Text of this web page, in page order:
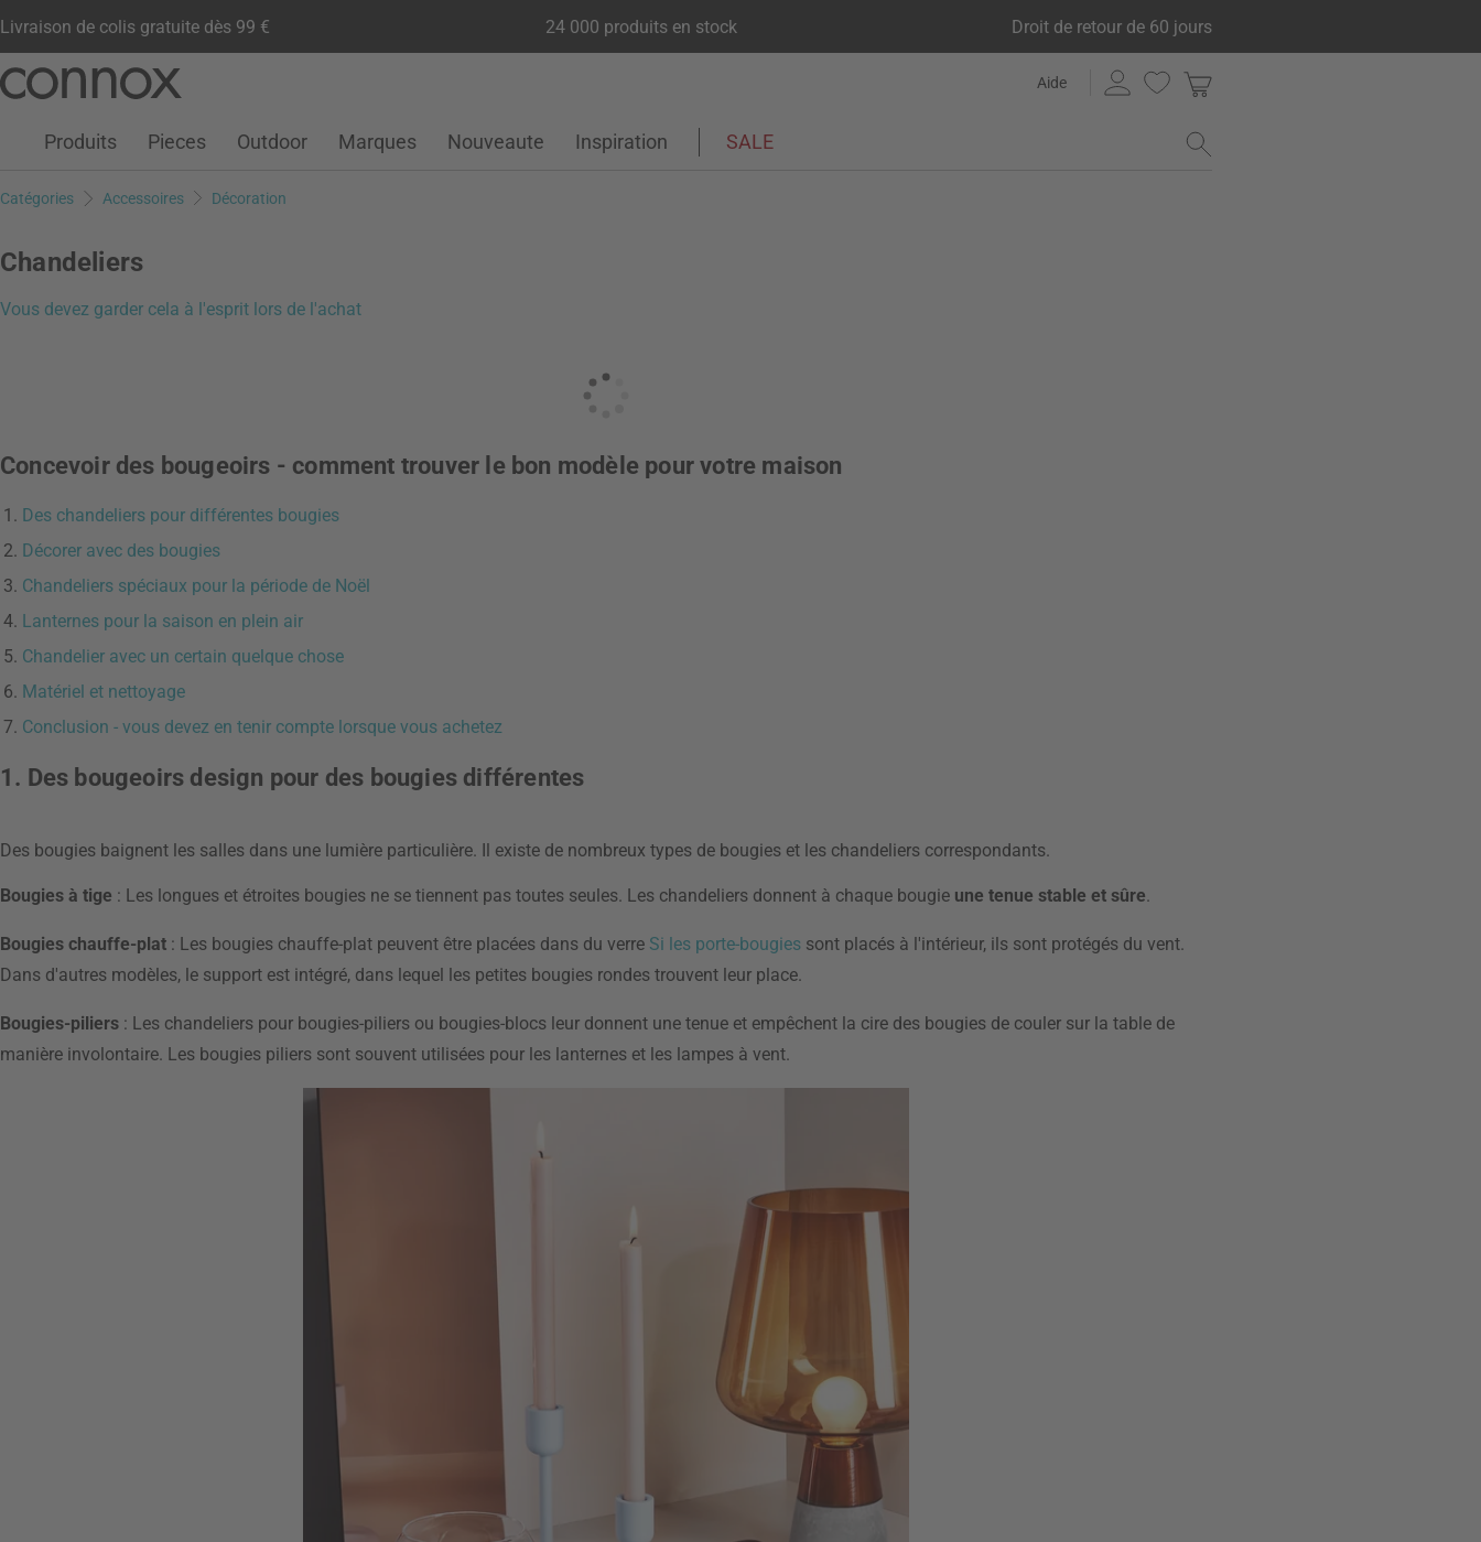
Livraison de colis gratuite dès 99 € 24 000 produits en stock Droit de retour de 60 jours
contenu
Aide
Compte clientListe de souhaits
Warenkorb
Produits Pieces Outdoor Marques Nouveaute Inspiration SALE
Catégories Accessoires Décoration
Chandeliers
Vous devez garder cela à l'esprit lors de l'achat
Concevoir des bougeoirs - comment trouver le bon modèle pour votre maison
Des chandeliers pour différentes bougies
Décorer avec des bougies
Chandeliers spéciaux pour la période de Noël
Lanternes pour la saison en plein air
Chandelier avec un certain quelque chose
Matériel et nettoyage
Conclusion - vous devez en tenir compte lorsque vous achetez
1. Des bougeoirs design pour des bougies différentes
Des bougies baignent les salles dans une lumière particulière. Il existe de nombreux types de bougies et les chandeliers correspondants.
Bougies à tige : Les longues et étroites bougies ne se tiennent pas toutes seules. Les chandeliers donnent à chaque bougie une tenue stable et sûre.
Bougies chauffe-plat : Les bougies chauffe-plat peuvent être placées dans du verre Si les porte-bougies sont placés à l'intérieur, ils sont protégés du vent.
Dans d'autres modèles, le support est intégré, dans lequel les petites bougies rondes trouvent leur place.
Bougies-piliers : Les chandeliers pour bougies-piliers ou bougies-blocs leur donnent une tenue et empêchent la cire des bougies de couler sur la table de
manière involontaire. Les bougies piliers sont souvent utilisées pour les lanternes et les lampes à vent.